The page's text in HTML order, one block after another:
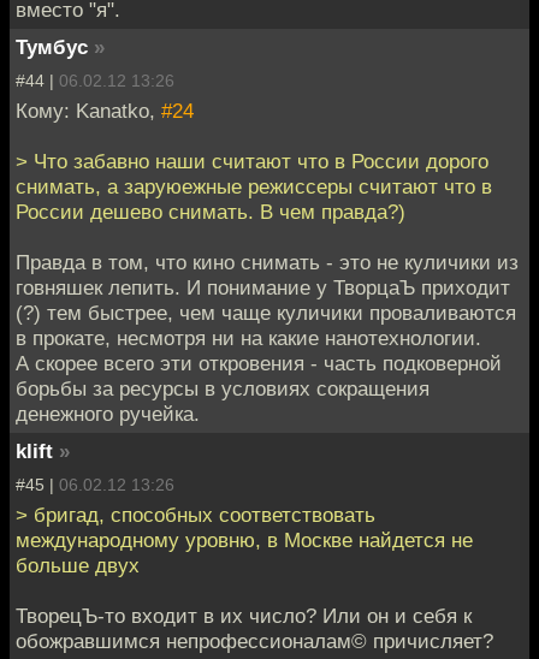
вместо "я".
Тумбус »
#44 | 06.02.12 13:26
Кому: Kanatko, #24
> Что забавно наши считают что в России дорого
снимать, а заруюежные режиссеры считают что в
России дешево снимать. В чем правда?)
Правда в том, что кино снимать - это не куличики из
говняшек лепить. И понимание у ТворцаЪ приходит
(?) тем быстрее, чем чаще куличики проваливаются
в прокате, несмотря ни на какие нанотехнологии.
А скорее всего эти откровения - часть подковерной
борьбы за ресурсы в условиях сокращения
денежного ручейка.
klift »
#45 | 06.02.12 13:26
> бригад, способных соответствовать
международному уровню, в Москве найдется не
больше двух
ТворецЪ-то входит в их число? Или он и себя к
обожравшимся непрофессионалам© причисляет?